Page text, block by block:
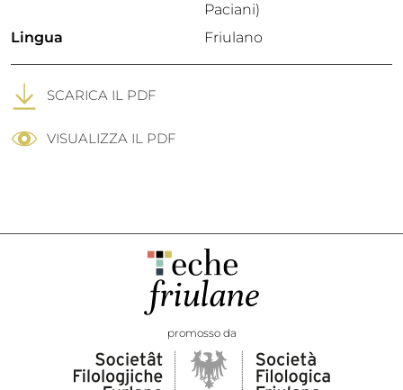
Paciani)
Lingua
Friulano
SCARICA IL PDF
VISUALIZZA IL PDF
promosso da